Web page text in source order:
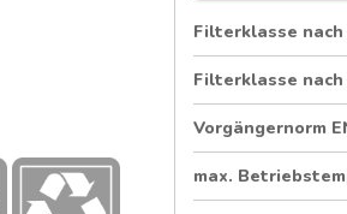
Filterklasse nach
Filterklasse nach
Vorgängernorm
max.